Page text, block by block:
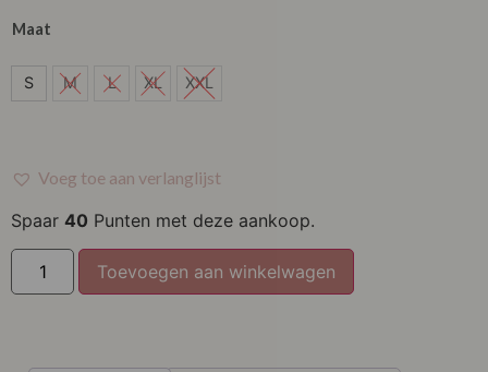
Maat
S
XXL
S M L XL XXL
Voeg toe aan verlanglijst
Spaar 40 Punten met deze aankoop.
Toevoegen aan winkelwagen